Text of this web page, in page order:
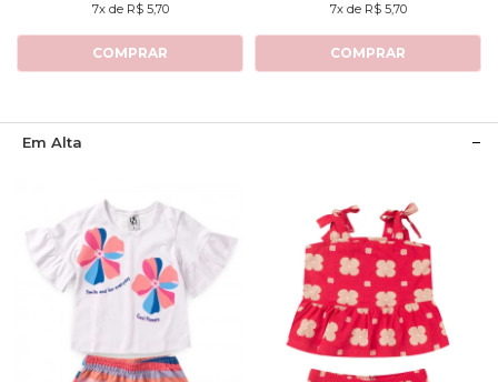
7x de R$ 5,70
COMPRAR
7x de R$ 5,70
COMPRAR
Em Alta